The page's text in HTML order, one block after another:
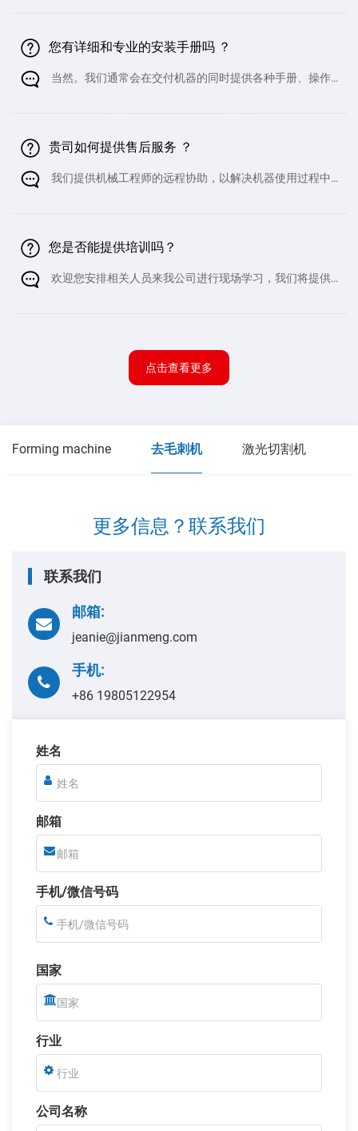
箱内部。此外，我们确保不会将任何其
您有详细和专业的安装手册吗 ？
贵司如何提供售后服务 ？
件，我们将免费提供。当然，您也可以
您是否能提供培训吗？
点击查看更多
Forming machine 去毛刺机 激光切割机
更多信息？联系我们
联系我们
邮箱:
jeanie@jianmeng.com
手机:
+86 19805122954
姓名
邮箱
手机/微信号码
国家
行业
公司名称